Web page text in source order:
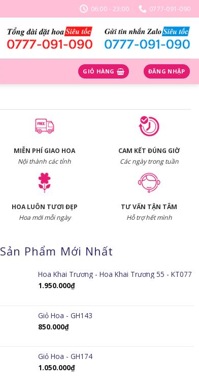
06:00 - 23:00 0777-091-090
GIỎ HÀNG ĐĂNG NHẬP
MIỄN PHÍ GIAO HOA
Nội thành các tỉnh
CAM KẾT ĐÚNG GIỜ
Các ngày trong tuần
HOA LUÔN TƯƠI ĐẸP
Hoa mới mỗi ngày
TƯ VẤN TẬN TÂM
Hỗ trợ hết mình
Sản Phẩm Mới Nhất
Hoa Khai Trương - Hoa Khai Trương 55 - KT077
1.950.000₫
Giỏ Hoa - GH143
850.000₫
Giỏ Hoa - GH174
1.050.000₫